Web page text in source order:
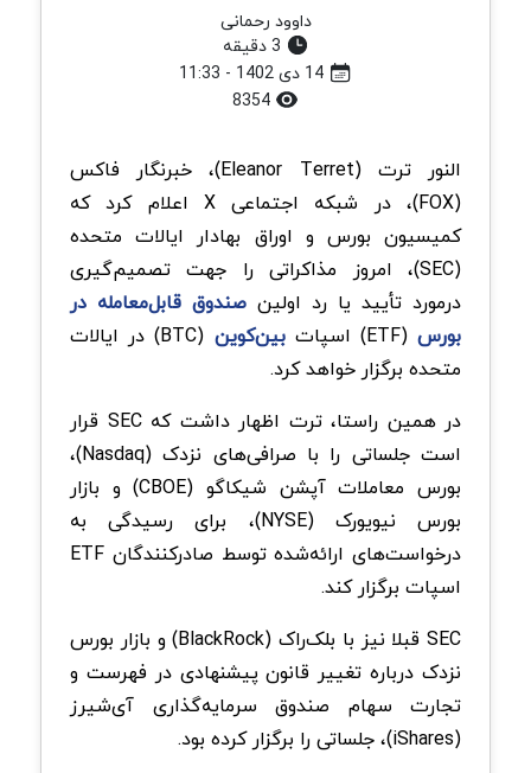
داوود رحمانی
النور ترت (Eleanor Terret)، خبرنگار فاکس
(FOX)، در شبکه اجتماعی X اعلام کرد که
کمیسیون بورس و اوراق بهادار ایالات متحده
(SEC)، امروز مذاکراتی را جهت تصمیم‌گیری
درمورد تأیید یا رد اولین صندوق قابل‌معامله در
بورس(ETF) اسپات بین‌کوین
(BTC) در ایالات
متحده برگزار خواهد کرد.
در همین راستا، ترت اظهار داشت که SEC قرار
است جلساتی را با صرافی‌های نزدک (Nasdaq)،
بورس معاملات آپشن شیکاگو (CBOE) و بازار
بورس نیویورک (NYSE)، برای رسیدگی به
درخواست‌های ارائه‌شده توسط صادرکنندگان ETF
اسپات برگزار کند.
SEC قبلا نیز با بلک‌راک (BlackRock) و بازار بورس
نزدک درباره تغییر قانون پیشنهادی در فهرست و
تجارت سهام صندوق سرمایه‌گذاری آی‌شیرز
(iShares)، جلساتی را برگزار کرده بود.